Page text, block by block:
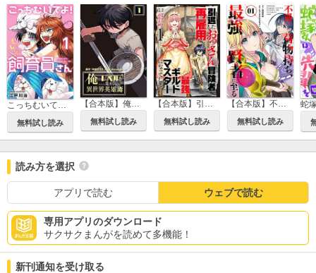
こっちむいてよ！飼育員さん！【単行本版】
無料試し読み
【合本版】俺だけレベルが見える異世界英雄譚
無料試し読み
【合本版】引退したおっさん冒険者、再雇用で最強ギルドマスターになってしまう
無料試し読み
【合本版】不遇の荷物持ち、最強賢者に至る
無料試し読み
読み方を選択
アプリで読む ウェブで読む
専用アプリのダウンロード
サクサクまんがを読めて多機能！
新刊通知を受け取る